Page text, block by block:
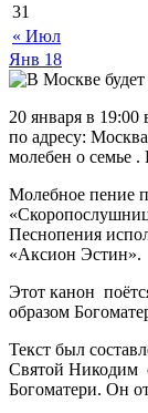
« Июл
31
Янв 18
20 января в
по адресу:
молебен о семье
Молебное пение
Песнопения
«Аксион Эстин».
Этот канон
образом
Текст был
Святой Никодим
Богоматери. Он